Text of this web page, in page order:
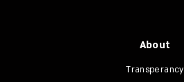
About
Transperancy